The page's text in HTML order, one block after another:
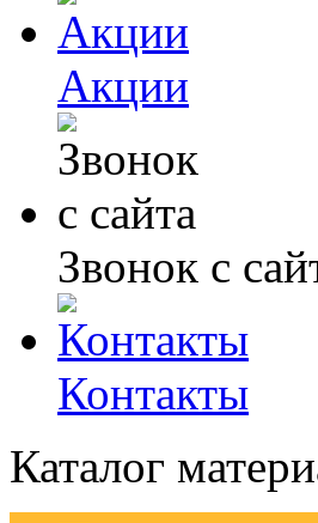
Акции
Звонок с
Контакты
Каталог